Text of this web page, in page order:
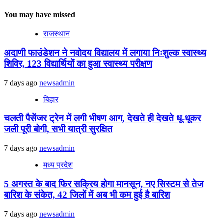
You may have missed
राजस्थान
अदाणी फाउंडेशन ने नवोदय विद्यालय में लगाया निःशुल्क स्वास्थ्य
शिविर, 123 विद्यार्थियों का हुआ स्वास्थ्य परीक्षण
7 days ago newsadmin
बिहार
चलती पैसेंजर ट्रेन में लगी भीषण आग, देखते ही देखते धू-धूकर
जली पूरी बोगी, सभी यात्री सुरक्षित
7 days ago newsadmin
मध्य प्रदेश
5 अगस्त के बाद फिर सक्रिय होगा मानसून, नए सिस्टम से तेज
बारिश के संकेत, 42 जिलों में अब भी कम हुई है बारिश
7 days ago newsadmin